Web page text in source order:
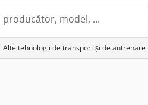
Alte tehnologii de transport și de antrenare